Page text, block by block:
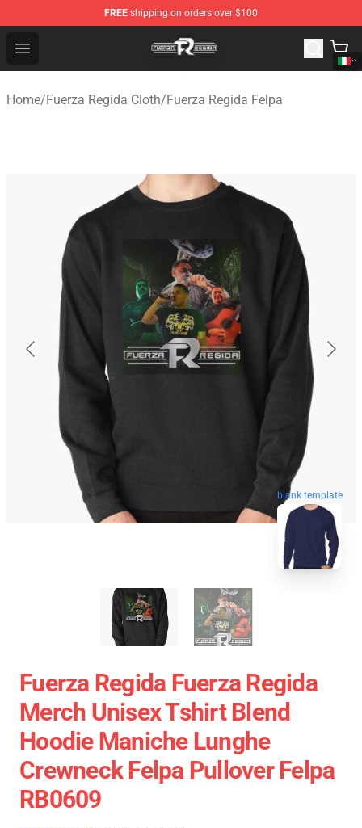
FREE shipping on orders over $100
Open menu
Fuerza Regida Shop - Official Fuerza Regida
Home/Fuerza Regida Cloth/Fuerza Regida Felpa
blank template
Fuerza Regida Fuerza Regida
Merch Unisex Tshirt Blend
Hoodie Maniche Lunghe
Crewneck Felpa Pullover Felpa
RB0609